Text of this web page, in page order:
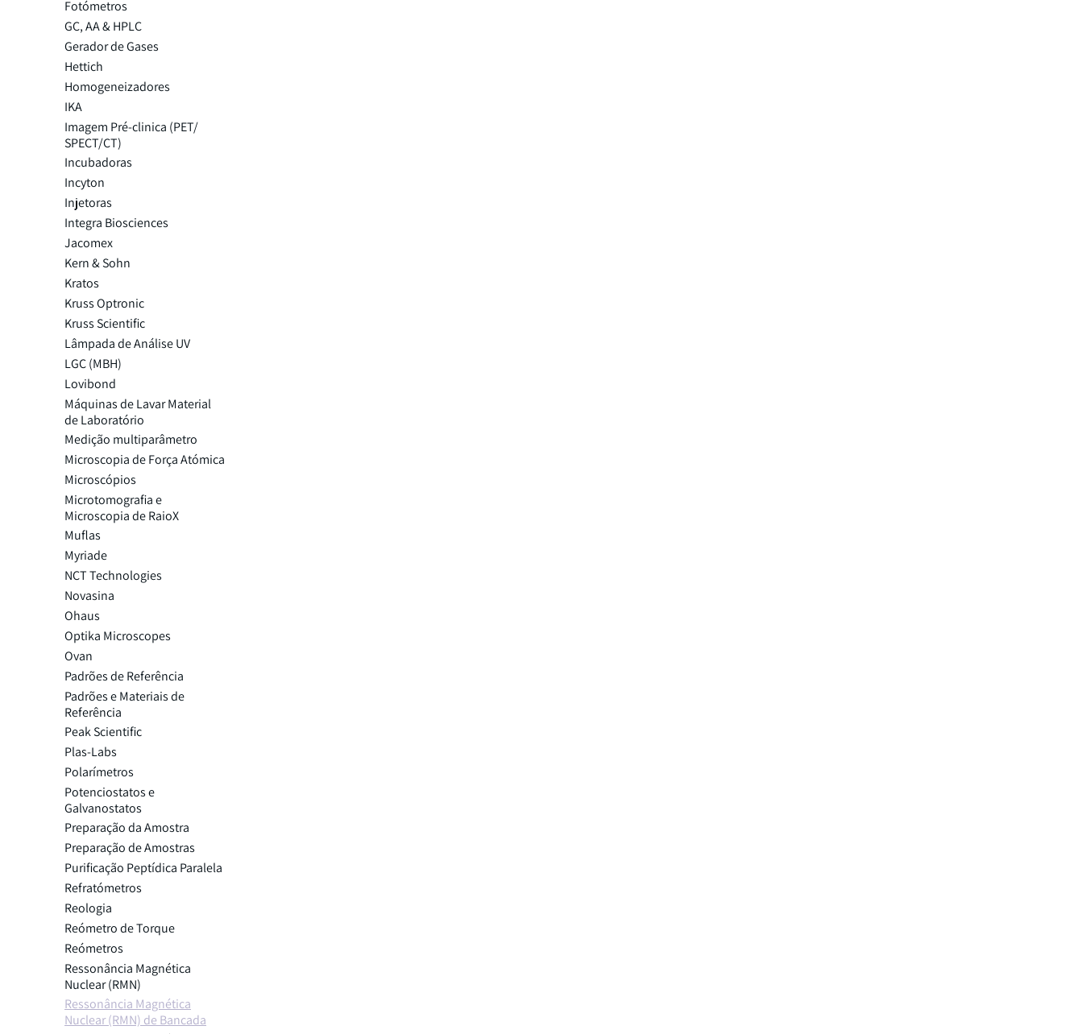
Fotómetros
GC, AA & HPLC
Gerador de Gases
Hettich
Homogeneizadores
IKA
Imagem Pré-clinica (PET/
SPECT/CT)
Incubadoras
Incyton
Injetoras
Integra Biosciences
Jacomex
Kern & Sohn
Kratos
Kruss Optronic
Kruss Scientific
Lâmpada de Análise UV
LGC (MBH)
Lovibond
Máquinas de Lavar Material
de Laboratório
Medição multiparâmetro
Microscopia de Força Atómica
Microscópios
Microtomografia e
Microscopia de RaioX
Muflas
Myriade
NCT Technologies
Novasina
Ohaus
Optika Microscopes
Ovan
Padrões de Referência
Padrões e Materiais de
Referência
Peak Scientific
Plas-Labs
Polarímetros
Potenciostatos e
Galvanostatos
Preparação da Amostra
Preparação de Amostras
Purificação Peptídica Paralela
Refratómetros
Reologia
Reómetro de Torque
Reómetros
Ressonância Magnética
Nuclear (RMN)
Ressonância Magnética
Nuclear (RMN) de Bancada